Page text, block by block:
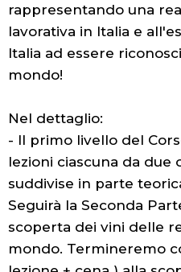
rappresentando una
lavorativa in Italia e
Italia ad essere
mondo!
Nel dettaglio:
- Il primo livello del
lezioni ciascuna da due
suddivise in parte
Seguirà la Seconda
scoperta dei vini delle
mondo. Termineremo